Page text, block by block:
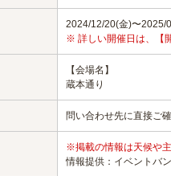
2024/12/20(金)〜2025/
※ 詳しい開催日は、【
【会場名】
蔵本通り
問い合わせ先に直接ご
※掲載の情報は天候や
情報提供：イベントバ